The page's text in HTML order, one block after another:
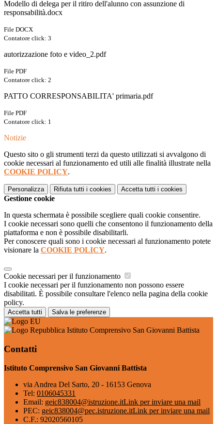
Modello di delega per il ritiro dell'alunno con assunzione di
responsabilità.docx
File DOCX
Contatore click: 3
autorizzazione foto e video_2.pdf
File PDF
Contatore click: 2
PATTO CORRESPONSABILITA' primaria.pdf
File PDF
Contatore click: 1
Notizie
Questo sito o gli strumenti terzi da questo utilizzati si avvalgono di
cookie necessari al funzionamento ed utili alle finalità illustrate nella
COOKIE POLICY.
Personalizza Rifiuta tutti i cookies Accetta tutti i cookies
Gestione cookie
In questa schermata è possibile scegliere quali cookie consentire.
I cookie necessari sono quelli che consentono il funzionamento della
piattaforma e non è possibile disabilitarli.
Per conoscere quali sono i cookie necessari al funzionamento potete
visionare la COOKIE POLICY.
Cookie necessari per il funzionamento
I cookie necessari per il funzionamento non possono essere
disabilitati. È possibile consultare l'elenco nella pagina della cookie
policy.
Accetta tutti Salva le preferenze
Istituto Comprensivo San Giovanni Battista
Contatti
Istituto Comprensivo San Giovanni Battista
via Andrea Del Sarto, 20 - 16153 Genova
Tel: 0106045331
Email: geic838004@istruzione.itLink per inviare una mail
PEC: geic838004@pec.istruzione.itLink per inviare una mail
C.F.: 92020560105